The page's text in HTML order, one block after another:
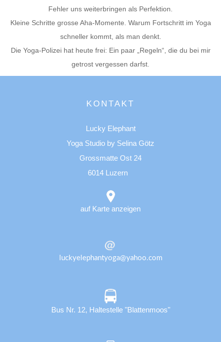
Fehler uns weiterbringen als Perfektion.
Kleine Schritte grosse Aha-Momente. Warum Fortschritt im Yoga
schneller kommt, als man denkt.
Die Yoga-Polizei hat heute frei: Ein paar „Regeln“, die du bei mir
getrost vergessen darfst.
KONTAKT
Lucky Elephant
Yoga Studio by Selina Götz
Grossmatte Ost 24
6014 Luzern
auf Karte anzeigen
luckyelephantyoga@yahoo.com
Bus Nr. 12, Haltestelle "Blattenmoos"